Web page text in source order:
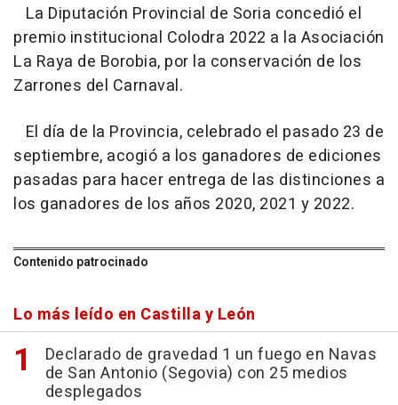
La Diputación Provincial de Soria concedió el
premio institucional Colodra 2022 a la Asociación
La Raya de Borobia, por la conservación de los
Zarrones del Carnaval.
El día de la Provincia, celebrado el pasado 23 de
septiembre, acogió a los ganadores de ediciones
pasadas para hacer entrega de las distinciones a
los ganadores de los años 2020, 2021 y 2022.
Contenido patrocinado
Lo más leído en Castilla y León
Declarado de gravedad 1 un fuego en Navas
de San Antonio (Segovia) con 25 medios
desplegados